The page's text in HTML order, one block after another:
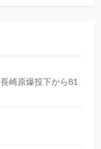
崎原爆投下から81